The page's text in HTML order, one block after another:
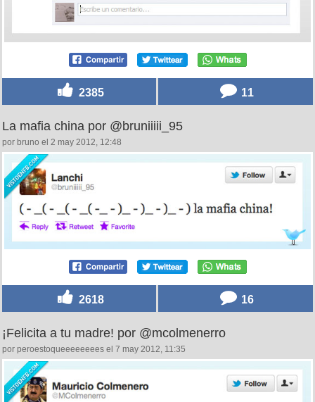
2385 11
La mafia china por @bruniiiii_95
por bruno el 2 may 2012, 12:48
2618 16
¡Felicita a tu madre! por @mcolmenerro
por peroestoqueeeeeeees el 7 may 2012, 11:35